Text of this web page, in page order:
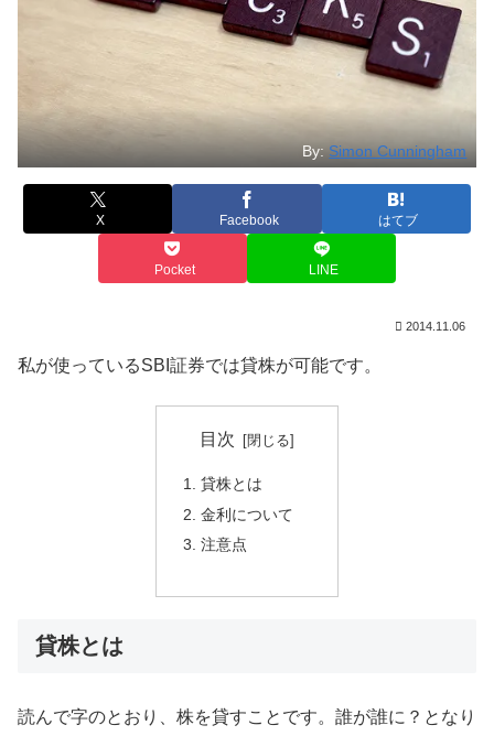
By:Simon Cunningham
X Facebook はてブ
Pocket LINE
2014.11.06
私が使っているSBI証券では貸株が可能です。
目次
貸株とは
金利について
注意点
貸株とは
読んで字のとおり、株を貸すことです。誰が誰に？となり